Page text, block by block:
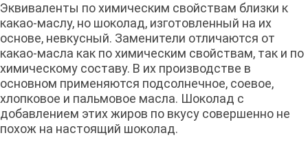
Эквиваленты по химическим свойствам близки к
какао-маслу, но шоколад, изготовленный на их
основе, невкусный. Заменители отличаются от
какао-масла как по химическим свойствам, так и по
химическому составу. В их производстве в
основном применяются подсолнечное, соевое,
хлопковое и пальмовое масла. Шоколад с
добавлением этих жиров по вкусу совершенно не
похож на настоящий шоколад.